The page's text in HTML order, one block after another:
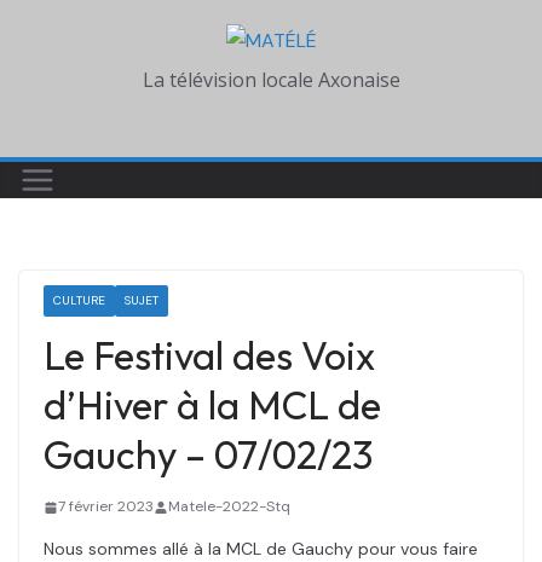
La télévision locale Axonaise
CULTURE SUJET
Le Festival des Voix
d’Hiver à la MCL de
Gauchy – 07/02/23
7 février 2023 Matele-2022-Stq
Nous sommes allé à la MCL de Gauchy pour vous faire